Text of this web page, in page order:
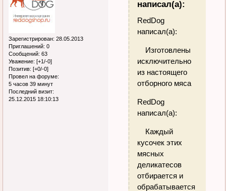
Зарегистрирован: 28.05.2013
Приглашений: 0
Сообщений: 63
Уважение: [+1/-0]
Позитив: [+0/-0]
Провел на форуме:
5 часов 39 минут
Последний визит:
25.12.2015 18:10:13
написал(а):
RedDog
написал(а):
Изготовлены
исключительно
из настоящего
отборного мяса
RedDog
написал(а):
Каждый
кусочек этих
мясных
деликатесов
отбирается и
обрабатывается